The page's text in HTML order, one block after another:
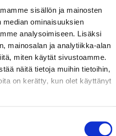
sisällön ja mainosten
median ominaisuuksien
analysoimiseen. Lisäksi
mainosalan ja analytiikka-alan
miten käytät sivustoamme.
näitä tietoja muihin tietoihin,
on kerätty, kun olet käyttänyt
i KalPa fick han på sex
Kiekko-Vanda var saldot
centimeter långa, 87-kilo
en välspelande
sedan tidigare bekanta för
med att vi fick killarna hit.
lag både sätt till åldern